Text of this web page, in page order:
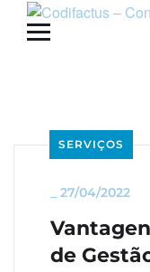
SERVIÇOS
27/04/2022
de